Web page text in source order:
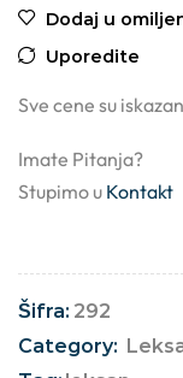
Dodaj u
Uporedite
Sve cene su
Imate Pitanja?
Stupimo u Kontakt
Šifra: 292
Category: